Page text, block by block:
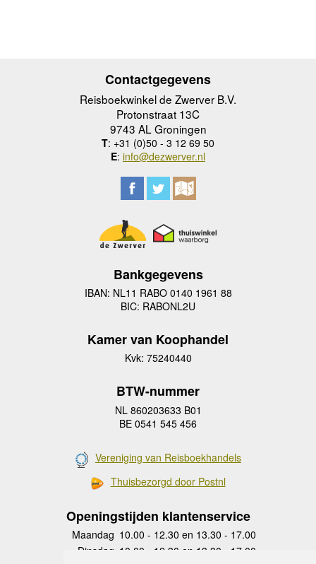
Contactgegevens
Reisboekwinkel de Zwerver B.V.
Protonstraat 13C
9743 AL Groningen
T: +31 (0)50 - 3 12 69 50
E: info@dezwerver.nl
Bankgegevens
IBAN: NL11 RABO 0140 1961 88
BIC: RABONL2U
Kamer van Koophandel
Kvk: 75240440
BTW-nummer
NL 860203633 B01
BE 0541 545 456
Vereniging van Reisboekhandels
Thuisbezorgd door Postnl
Openingstijden klantenservice
Maandag 10.00 - 12.30 en 13.30 - 17.00
Dinsdag 10.00 - 12.30 en 13.30 - 17.00